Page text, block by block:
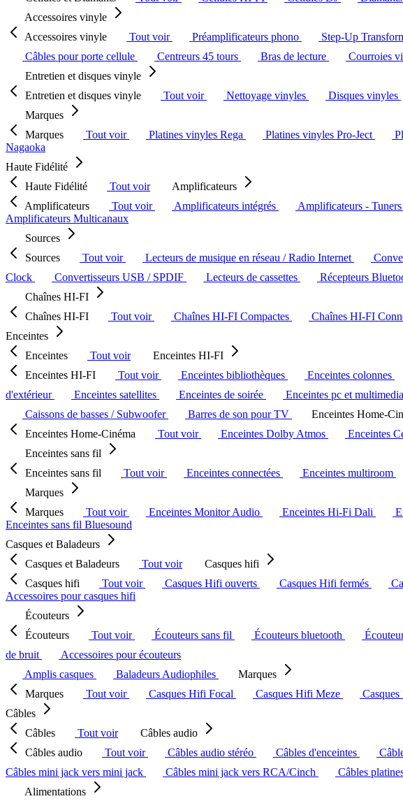
Accessoires vinyle
Accessoires vinyle
Tout voir Préamplificateurs phono Step-Up
Câbles pour porte cellule
Centreurs 45 tours Bras de lecture Courroies
Entretien et disques vinyle
Entretien et disques vinyle
Tout voir Nettoyage vinyles Disques vinyles
Marques
Marques
Tout voir Platines vinyles Rega Platines vinyles Pro-Ject
Nagaoka
Haute Fidélité
Haute Fidélité
Tout voir
Amplificateurs
Amplificateurs
Tout voir Amplificateurs intégrés Amplificateurs - Tuners
Amplificateurs Multicanaux
Sources
Sources
Tout voir Lecteurs de musique en réseau / Radio Internet
Clock
Convertisseurs USB / SPDIF Lecteurs de cassettes Récepteurs
Chaînes HI-FI
Chaînes HI-FI
Tout voir Chaînes HI-FI Compactes Chaînes HI-FI
Enceintes
Enceintes
Tout voir
Enceintes HI-FI
Enceintes HI-FI
Tout voir Enceintes bibliothèques Enceintes colonnes
d'extérieur
Enceintes satellites Enceintes de soirée
Enceintes pc et
Caissons de basses / Subwoofer
Barres de son pour TV
Enceintes Home-
Enceintes Home-Cinéma
Tout voir Enceintes Dolby Atmos Enceintes
Enceintes sans fil
Enceintes sans fil
Tout voir Enceintes connectées Enceintes multiroom
Marques
Marques
Tout voir Enceintes Monitor Audio Enceintes Hi-Fi Dali
Enceintes sans fil Bluesound
Casques et Baladeurs
Casques et Baladeurs
Tout voir
Casques hifi
Casques hifi
Tout voir Casques Hifi ouverts Casques Hifi fermés
Accessoires pour casques hifi
Écouteurs
Écouteurs
Tout voir Écouteurs sans fil Écouteurs bluetooth
de bruit
Accessoires pour écouteurs
Amplis casques
Baladeurs Audiophiles
Marques
Marques
Tout voir Casques Hifi Focal Casques Hifi Meze
Câbles
Câbles
Tout voir
Câbles audio
Câbles audio
Tout voir Câbles audio stéréo Câbles d'enceintes
Câbles mini jack vers mini jack
Câbles mini jack vers RCA/Cinch Câbles
Alimentations